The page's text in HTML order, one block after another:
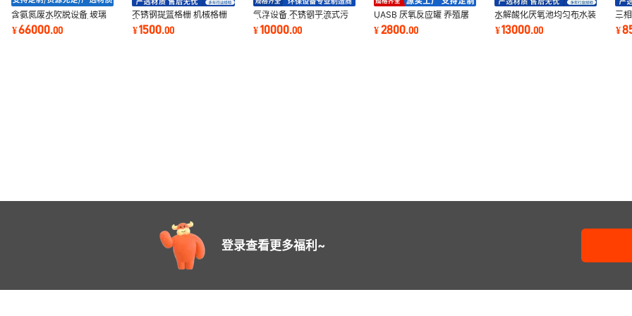
含氨氮废水吹脱设备 玻璃
钢氨氮吹脱塔 喷淋塔吸收
塔
¥66000.00
不锈钢提篮格栅 机械格栅
除污机 手动304污水处理
吊篮格栅
¥1500.00
气浮设备 不锈钢平流式污
水处理悬浮物浮选设备 溶
气气浮机
¥10000.00
UASB 厌氧反应罐 养殖屠
宰污水净化装置 厌氧生化
处理成套设备
¥2800.00
水解酸化厌氧池均匀布水装
置不锈钢材质20立方脉冲
布水器布水均匀
¥13000.00
三
高
分
¥
登录查看更多福利~